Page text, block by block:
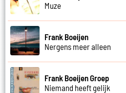
Muze
Frank Boeijen
Nergens meer alleen
Frank Boeijen Groep
Niemand heeft gelijk